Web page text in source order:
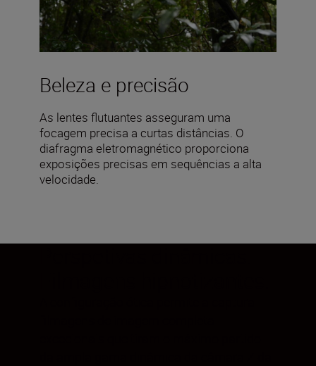
Beleza e precisão
As lentes flutuantes asseguram uma
focagem precisa a curtas distâncias. O
diafragma eletromagnético proporciona
exposições precisas em sequências a alta
velocidade.